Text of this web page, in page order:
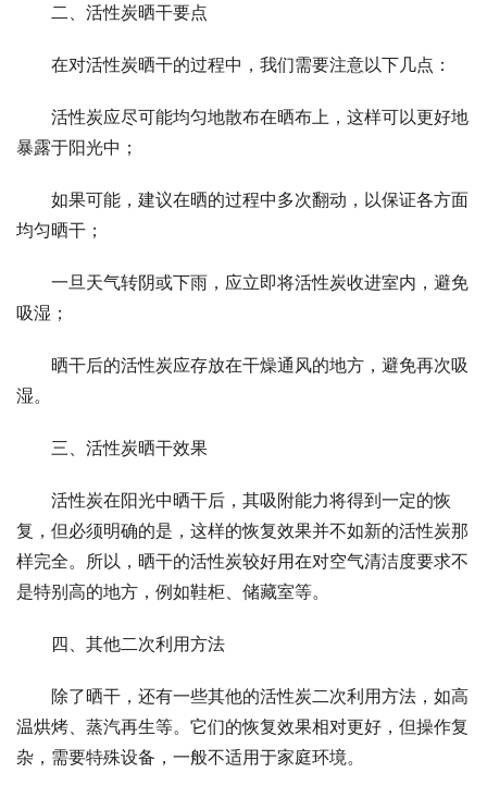
二、活性炭晒干要点
在对活性炭晒干的过程中，我们需要注意以下几点：
活性炭应尽可能均匀地散布在晒布上，这样可以更好地
暴露于阳光中；
如果可能，建议在晒的过程中多次翻动，以保证各方面
均匀晒干；
一旦天气转阴或下雨，应立即将活性炭收进室内，避免
吸湿；
晒干后的活性炭应存放在干燥通风的地方，避免再次吸
湿。
三、活性炭晒干效果
活性炭在阳光中晒干后，其吸附能力将得到一定的恢
复，但必须明确的是，这样的恢复效果并不如新的活性炭那
样完全。所以，晒干的活性炭较好用在对空气清洁度要求不
是特别高的地方，例如鞋柜、储藏室等。
四、其他二次利用方法
除了晒干，还有一些其他的活性炭二次利用方法，如高
温烘烤、蒸汽再生等。它们的恢复效果相对更好，但操作复
杂，需要特殊设备，一般不适用于家庭环境。